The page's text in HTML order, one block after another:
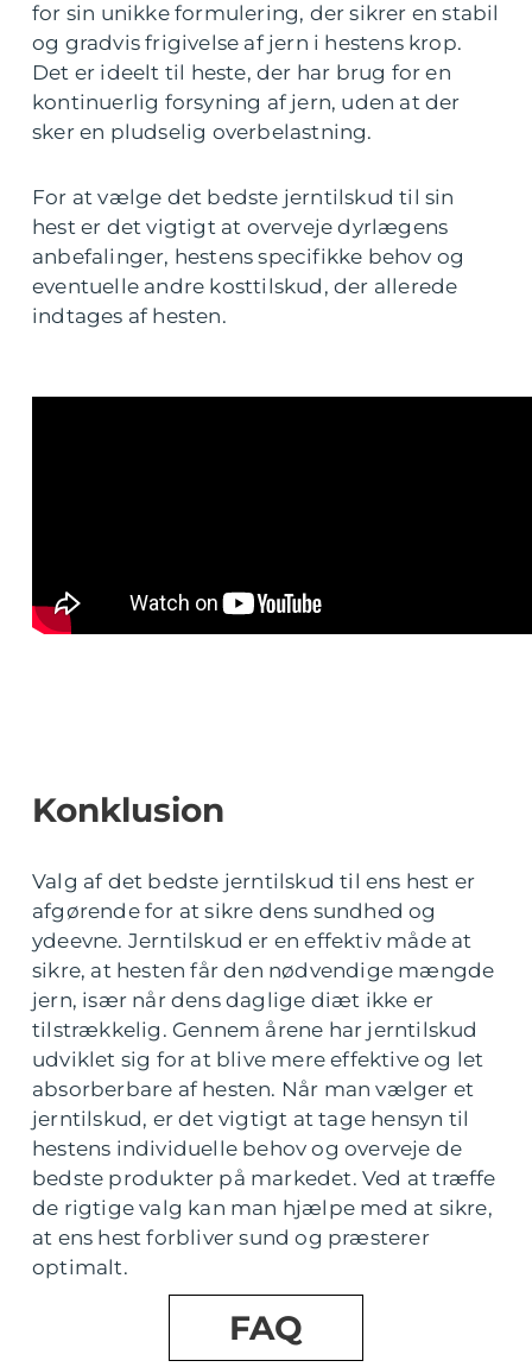
for sin unikke formulering, der sikrer en stabil
og gradvis frigivelse af jern i hestens krop.
Det er ideelt til heste, der har brug for en
kontinuerlig forsyning af jern, uden at der
sker en pludselig overbelastning.
For at vælge det bedste jerntilskud til sin
hest er det vigtigt at overveje dyrlægens
anbefalinger, hestens specifikke behov og
eventuelle andre kosttilskud, der allerede
indtages af hesten.
Konklusion
Valg af det bedste jerntilskud til ens hest er
afgørende for at sikre dens sundhed og
ydeevne. Jerntilskud er en effektiv måde at
sikre, at hesten får den nødvendige mængde
jern, især når dens daglige diæt ikke er
tilstrækkelig. Gennem årene har jerntilskud
udviklet sig for at blive mere effektive og let
absorberbare af hesten. Når man vælger et
jerntilskud, er det vigtigt at tage hensyn til
hestens individuelle behov og overveje de
bedste produkter på markedet. Ved at træffe
de rigtige valg kan man hjælpe med at sikre,
at ens hest forbliver sund og præsterer
optimalt.
FAQ